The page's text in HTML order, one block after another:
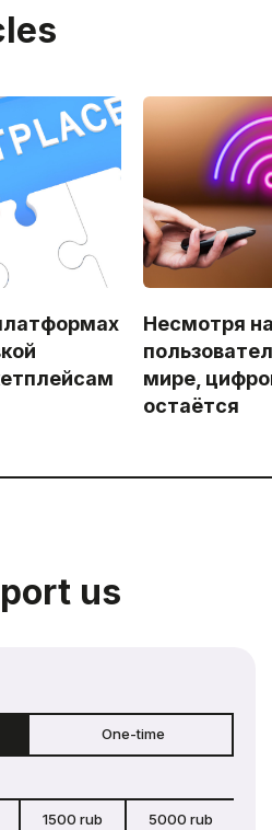
Несмотря
мире,
остаётся
us
One-time
1500 rub 5000 rub